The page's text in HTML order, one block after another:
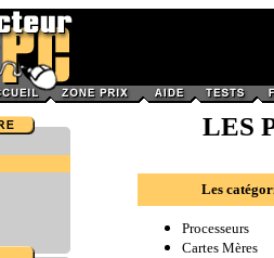
LES
Les
Processeurs
Cartes Mères